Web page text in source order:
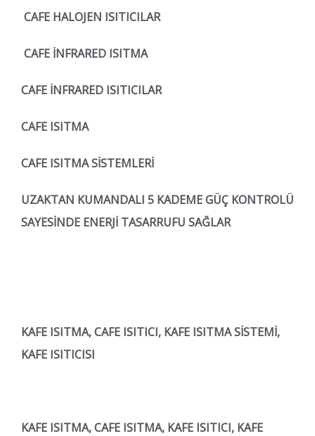
CAFE HALOJEN ISITICILAR
CAFE İNFRARED ISITMA
CAFE İNFRARED ISITICILAR
CAFE ISITMA
CAFE ISITMA SİSTEMLERİ
UZAKTAN KUMANDALI 5 KADEME GÜÇ KONTROLÜ
SAYESİNDE ENERJİ TASARRUFU SAĞLAR
KAFE ISITMA, CAFE ISITICI, KAFE ISITMA SİSTEMİ,
KAFE ISITICISI
KAFE ISITMA, CAFE ISITMA, KAFE ISITICI, KAFE